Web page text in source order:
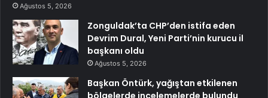
Ağustos 5, 2026
Zonguldak’ta CHP’den istifa eden
Devrim Dural, Yeni Parti’nin kurucu il
başkanı oldu
Ağustos 5, 2026
Başkan Öntürk, yağıştan etkilenen
bölgelerde incelemelerde bulundu